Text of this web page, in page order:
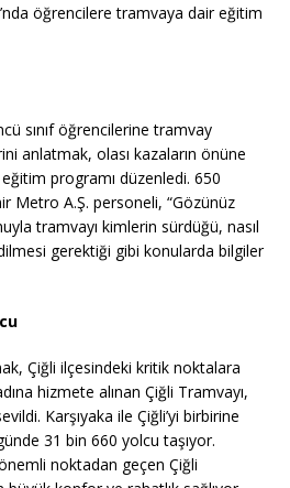
öğrencilere tramvaya dair eğitim
sınıf öğrencilerine tramvay
anlatmak, olası kazaların önüne
programı düzenledi. 650
Metro A.Ş. personeli, “Gözünüz
tramvayı kimlerin sürdüğü, nasıl
gerektiği gibi konularda bilgiler
Çiğli ilçesindeki kritik noktalara
hizmete alınan Çiğli Tramvayı,
Karşıyaka ile Çiğli’yi birbirine
31 bin 660 yolcu taşıyor.
noktadan geçen Çiğli